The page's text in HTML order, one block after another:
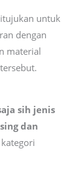
untuk
dengan
material
sih jenis
dan